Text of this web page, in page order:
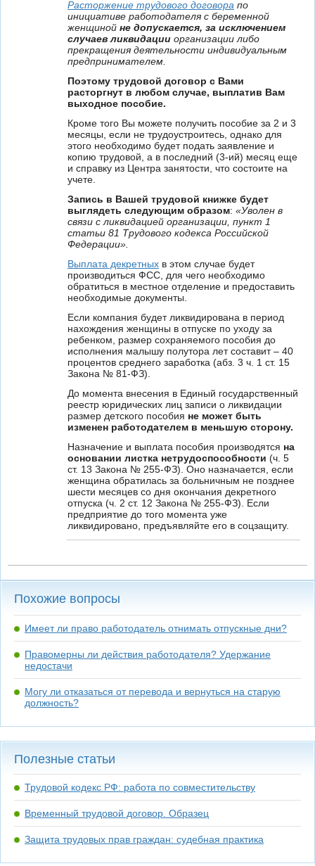
Расторжение трудового договора по
инициативе работодателя с беременной
женщиной не допускается, за исключением
случаев ликвидации организации либо
прекращения деятельности индивидуальным
предпринимателем.
Поэтому трудовой договор с Вами
расторгнут в любом случае, выплатив Вам
выходное пособие.
Кроме того Вы можете получить пособие за 2 и 3
месяцы, если не трудоустроитесь, однако для
этого необходимо будет подать заявление и
копию трудовой, а в последний (3-ий) месяц еще
и справку из Центра занятости, что состоите на
учете.
Запись в Вашей трудовой книжке будет
выглядеть следующим образом: «Уволен в
связи с ликвидацией организации, пункт 1
статьи 81 Трудового кодекса Российской
Федерации».
Выплата декретных в этом случае будет
производиться ФСС, для чего необходимо
обратиться в местное отделение и предоставить
необходимые документы.
Если компания будет ликвидирована в период
нахождения женщины в отпуске по уходу за
ребенком, размер сохраняемого пособия до
исполнения малышу полутора лет составит – 40
процентов среднего заработка (абз. 3 ч. 1 ст. 15
Закона № 81-ФЗ).
До момента внесения в Единый государственный
реестр юридических лиц записи о ликвидации
размер детского пособия не может быть
изменен работодателем в меньшую сторону.
Назначение и выплата пособия производятся на
основании листка нетрудоспособности (ч. 5
ст. 13 Закона № 255-ФЗ). Оно назначается, если
женщина обратилась за больничным не позднее
шести месяцев со дня окончания декретного
отпуска (ч. 2 ст. 12 Закона № 255-ФЗ). Если
предприятие до того момента уже
ликвидировано, предъявляйте его в соцзащиту.
Похожие вопросы
Имеет ли право работодатель отнимать отпускные дни?
Правомерны ли действия работодателя? Удержание
недостачи
Могу ли отказаться от перевода и вернуться на старую
должность?
Полезные статьи
Трудовой кодекс РФ: работа по совместительству
Временный трудовой договор. Образец
Защита трудовых прав граждан: судебная практика